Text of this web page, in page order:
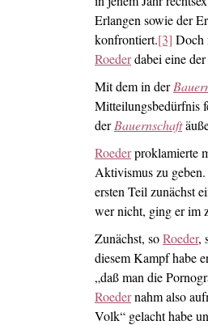
Erlangen sowie der
konfrontiert.[3] Doch
Roederdabei eine
Mit dem in der
Mitteilungsbedürfnis
derBauernschaft
Roederproklamierte
Aktivismus zu
ersten Teil zunächst
wer nicht, ging er im
Zunächst, soRoeder,
diesem Kampf habe
„daß man die
Roedernahm also
Volk“ gelacht habe